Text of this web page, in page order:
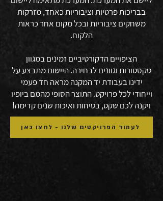
בבריכות פרטיות וציבוריות כאחד, מזרקות
משחקים ציבוריות ובכל מקום אחר כראות
הלקוח.
הציפויים הדקורטיביים זמינים במגוון
טקסטורות וגוונים לבחירה. היישום מתבצע על
ידינו בעבודת יד המקנה מראה חד פעמי
וייחודי לכל פרויקט. התוצר הסופי מהמם ביופיו
ויקנה לכם שקט, בטיחות ואיכות שנים קדימה!
לעמוד הפרויקטים שלנו - לחצו כאן